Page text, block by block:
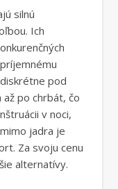
silnú
Ich
pod
až po chrbát, čo
v noci,
jadra je
Za svoju cenu
alternatívy.